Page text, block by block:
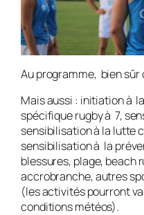
Au programme, bien sûr
Mais aussi : initiation à
spécifique rugby à 7,
sensibilisation à la lutte
sensibilisation à la
blessures, plage, beach
accrobranche, autres
(les activités pourront
conditions météos).